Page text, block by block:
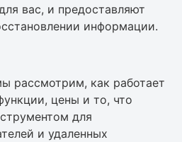
вас, и предоставляют
информации.
рассмотрим, как работает
цены и то, что
для
и удаленных